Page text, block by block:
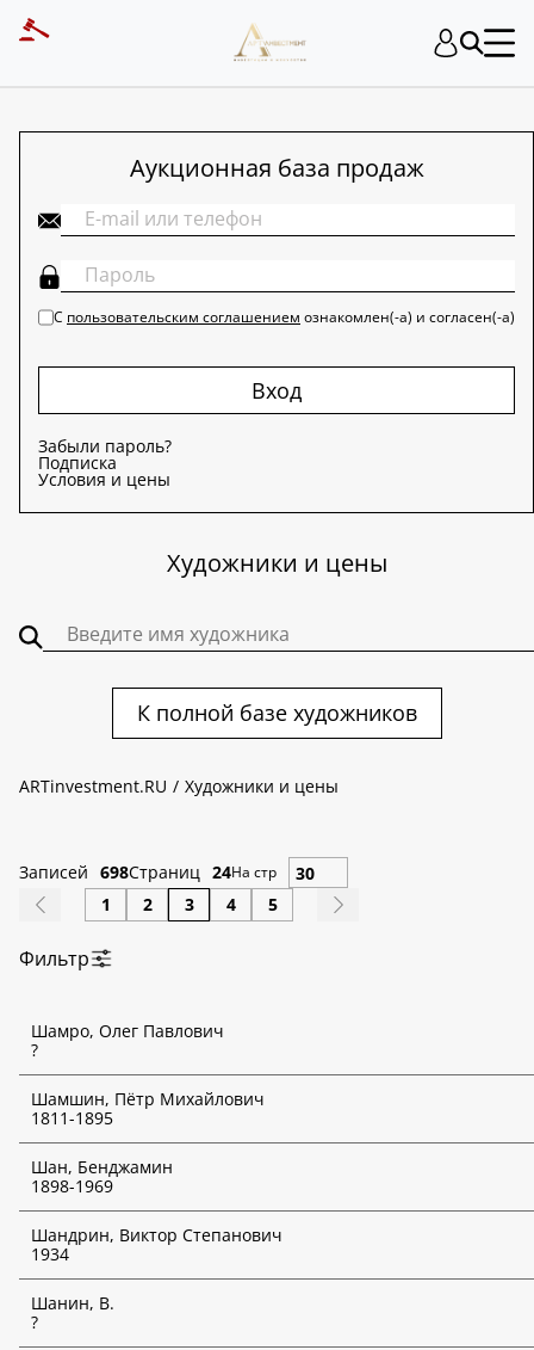
ART INVESTMENT
Аукционная база продаж
С пользовательским соглашением ознакомлен(-а) и согласен(-а)
Вход
Забыли пароль?
Подписка
Условия и цены
Художники и цены
К полной базе художников
ARTinvestment.RU Художники и цены
Записей 698Страниц 24На стр
1 2 3 4 5
Фильтр
А Б В Г Д Е Ж З И
Творческие объединения
Выбрать творческое объединение
Наличие индикаторов инвестиционного риска
Неважно
Выбрать аукционный дом
Шамро, Олег Павлович
?
Шамшин, Пётр Михайлович
1811-1895
Шан, Бенджамин
1898-1969
Шандрин, Виктор Степанович
1934
Шанин, В.
?